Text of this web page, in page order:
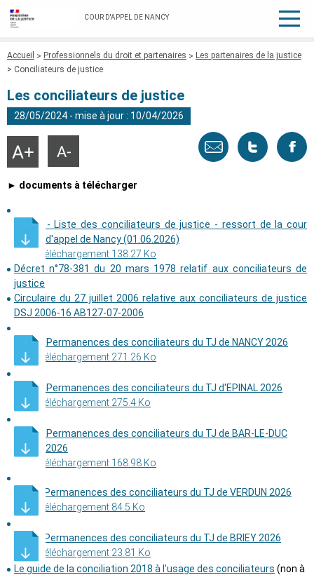
COUR D'APPEL DE NANCY
Fil
d'Ariane
Accueil Professionnels du droit et partenaires
Les partenaires de la justice
Conciliateurs de justice
Les conciliateurs de justice
28/05/2024 - mise à jour : 10/04/2026
Envoyer Tweeter
Agrandir
taille
du
texte
Réduire
du
► documents à télécharger
​ ​ - Liste des conciliateurs de justice - ressort de la cour
d'appel de Nancy (01.06.2026)
Téléchargement 138.27 Ko
Décret n°78-381 du 20 mars 1978 relatif aux conciliateurs de
justice
Circulaire du 27 juillet 2006 relative aux conciliateurs de justice
DSJ 2006-16 AB127-07-2006
​ - Permanences des conciliateurs du TJ de NANCY 2026
Téléchargement 271.26 Ko
​ - Permanences des conciliateurs du TJ d'EPINAL 2026
Téléchargement 275.4 Ko
​ - Permanences des conciliateurs du TJ de BAR-LE-DUC
2026
Téléchargement 168.98 Ko
- Permanences des conciliateurs du TJ de VERDUN 2026
Téléchargement 84.5 Ko
- Permanences des conciliateurs du TJ de BRIEY 2026
Téléchargement 23.81 Ko
Le guide de la conciliation 2018 à l’usage des conciliateurs (non à